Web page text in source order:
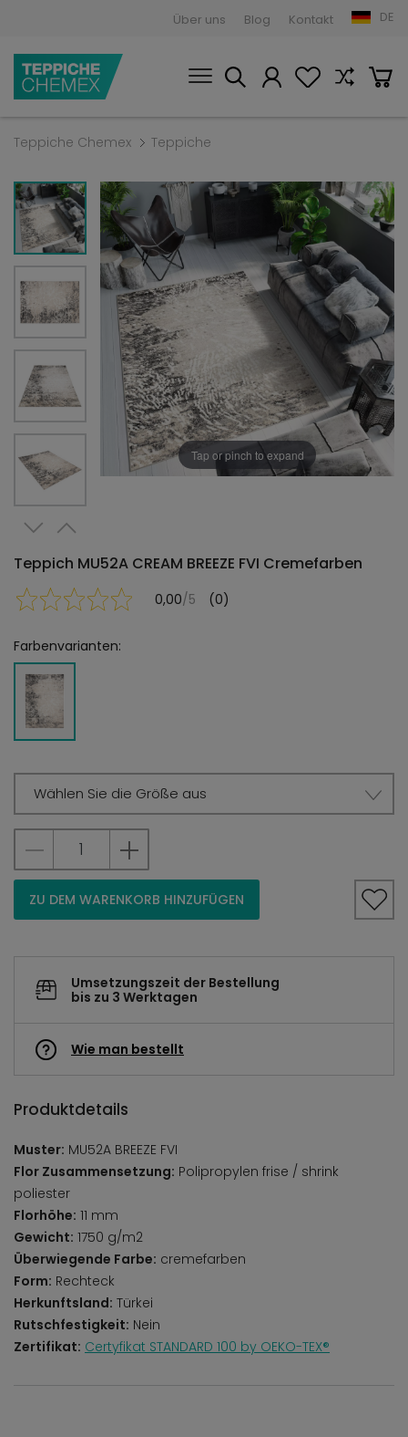
Über uns Blog Kontakt DE
Teppiche Chemex Teppiche
Tap or pinch to expand
Teppich MU52A CREAM BREEZE FVI Cremefarben
0,00/5 (0)
Farbenvarianten:
Wählen Sie die Größe aus
ZU DEM WARENKORB HINZUFÜGEN
Umsetzungszeit der Bestellung
bis zu 3 Werktagen
Wie man bestellt
Produktdetails
Muster: MU52A BREEZE FVI
Flor Zusammensetzung: Polipropylen frise / shrink
poliester
Florhöhe: 11 mm
Gewicht: 1750 g/m2
Überwiegende Farbe: cremefarben
Form: Rechteck
Herkunftsland: Türkei
Rutschfestigkeit: Nein
Zertifikat: Certyfikat STANDARD 100 by OEKO-TEX®